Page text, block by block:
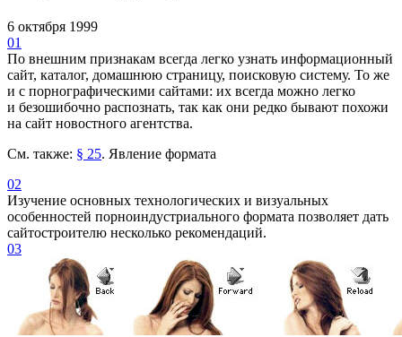
6 октября 1999
01
По внешним признакам всегда легко узнать информационный
сайт, каталог, домашнюю страницу, поисковую систему. То же
и с порнографическими сайтами: их всегда можно легко
и безошибочно распознать, так как они редко бывают похожи
на сайт новостного агентства.
См. также: § 25. Явление формата
02
Изучение основных технологических и визуальных
особенностей порноиндустриального формата позволяет дать
сайтостроителю несколько рекомендаций.
03